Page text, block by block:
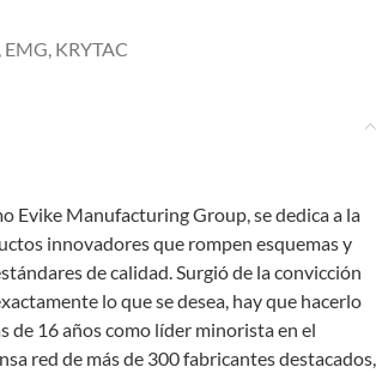
EMG, KRYTAC
Evike Manufacturing Group, se dedica a la
innovadores que rompen esquemas y
de calidad. Surgió de la convicción
lo que se desea, hay que hacerlo
de 16 años como líder minorista en el
red de más de 300 fabricantes destacados,